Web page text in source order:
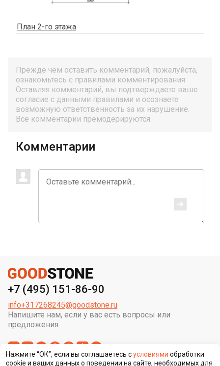
План 2-го этажа
Прежде чем оставить комментарий, пожалуйста,
ознакомьтесь с правилами комментирования.
Оставляя комментарий, вы подтверждаете ваше
согласие с данными правилами и осознаете
возможную ответственность за их нарушение.
Все комментарии премодерируются.
Комментарии
+7 (495) 151-86-90
Напишите нам, если у вас есть вопросы или
предложения
info+317268245@goodstone.ru
Нажмите “ОК”, если вы соглашаетесь сусловиями обработки
cookie и ваших данных о поведении на сайте, необходимых для